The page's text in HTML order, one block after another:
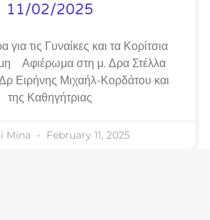
11/02/2025
για τις Γυναίκες και τα Κορίτσια
Αφιέρωμα στη μ. Δρα Στέλλα
Ειρήνης Μιχαήλ-Κορδάτου και
της Καθηγήτριας
Mina February 11, 2025